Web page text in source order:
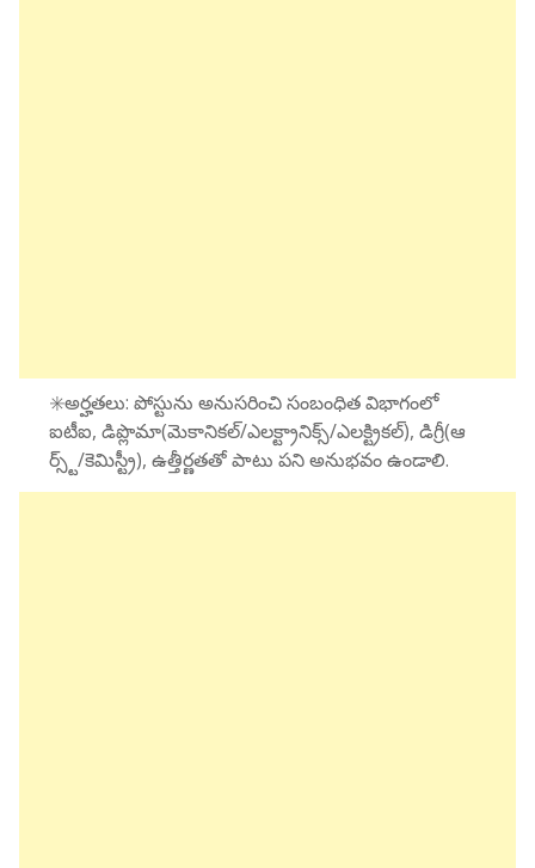
✳️అర్హతలు: పోస్టును అనుసరించి సంబంధిత విభాగంలో
ఐటీఐ, డిప్లొమా(మెకానికల్/ఎలక్ట్రానిక్స్/ఎలక్ట్రికల్), డిగ్రీ(ఆ
ర్స్ట్/కెమిస్ట్రీ), ఉత్తీర్ణతతో పాటు పని అనుభవం ఉండాలి.